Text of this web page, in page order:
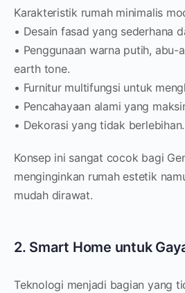
Karakteristik rumah minimalis
• Desain fasad yang sederhana
• Penggunaan warna putih, abu-
earth tone.
• Furnitur multifungsi untuk
• Pencahayaan alami yang
• Dekorasi yang tidak berlebihan.
Konsep ini sangat cocok bagi
menginginkan rumah estetik
mudah dirawat.
2. Smart Home untuk
Teknologi menjadi bagian yang